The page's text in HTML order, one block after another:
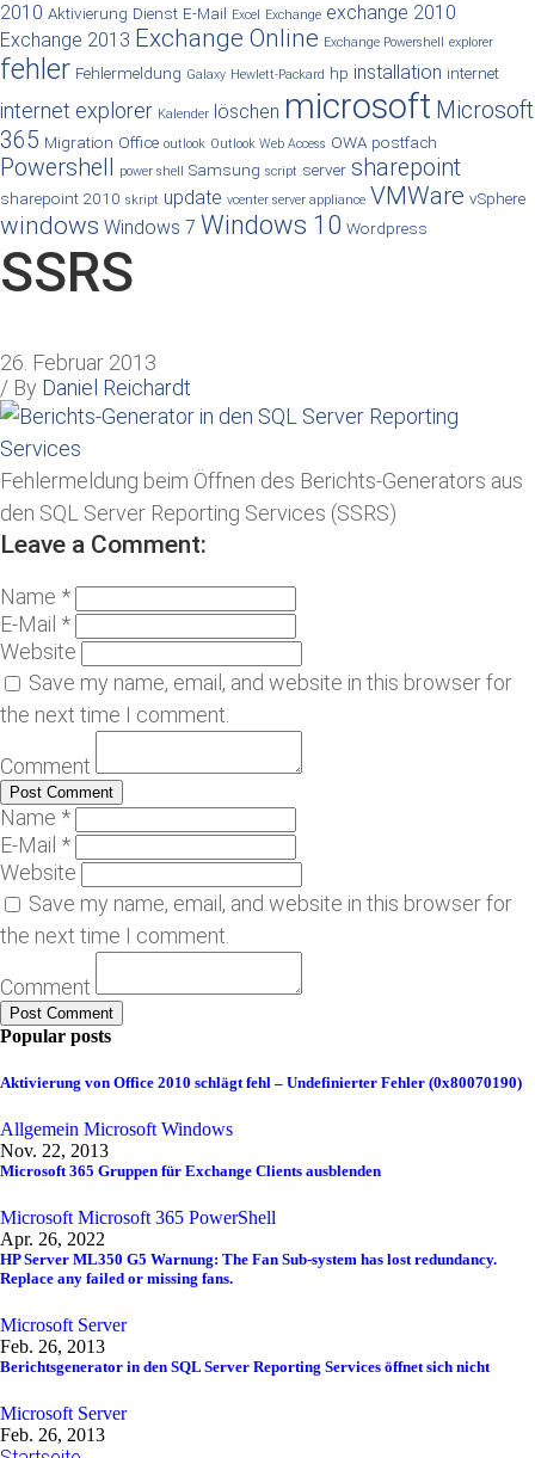
2010 Aktivierung Dienst E-Mail Excel Exchange exchange 2010
Exchange 2013 Exchange Online Exchange Powershell explorer
fehler Fehlermeldung Galaxy Hewlett-Packard hp installation internet
internet explorer Kalender löschen microsoft Microsoft
365 Migration Office outlook Outlook Web Access OWA postfach
Powershell power shell Samsung script server sharepoint
sharepoint 2010 skript update vcenter server appliance VMWare vSphere
windows Windows 7 Windows 10 Wordpress
SSRS
26. Februar 2013
/ By Daniel Reichardt
Fehlermeldung beim Öffnen des Berichts-Generators aus
den SQL Server Reporting Services (SSRS)
Leave a Comment:
Name *
E-Mail *
Website
Save my name, email, and website in this browser for
the next time I comment.
Comment
Name *
E-Mail *
Website
Save my name, email, and website in this browser for
the next time I comment.
Comment
Popular posts
Aktivierung von Office 2010 schlägt fehl – Undefinierter Fehler (0x80070190)
Allgemein Microsoft Windows
Nov. 22, 2013
Microsoft 365 Gruppen für Exchange Clients ausblenden
Microsoft Microsoft 365 PowerShell
Apr. 26, 2022
HP Server ML350 G5 Warnung: The Fan Sub-system has lost redundancy.
Replace any failed or missing fans.
Microsoft Server
Feb. 26, 2013
Berichtsgenerator in den SQL Server Reporting Services öffnet sich nicht
Microsoft Server
Feb. 26, 2013